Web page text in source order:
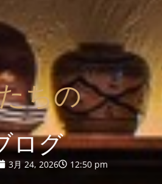
ちの
ログ
3月 24, 2026 12:50 pm